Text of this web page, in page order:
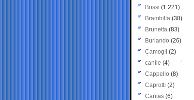
Bossi (1.221)
Brambilla (38)
Brunetta (83)
Burlando (26)
Camogli (2)
canile (4)
Cappello (8)
Caprotti (2)
Caritas (6)